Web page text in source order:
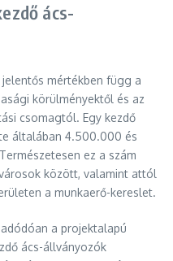
ács-
mértékben függ a
körülményektől és az
csomagtól. Egy kezdő
általában 4.500.000 és
ez a szám
között, valamint attól
a munkaerő-kereslet.
a projektalapú
ács-állványozók